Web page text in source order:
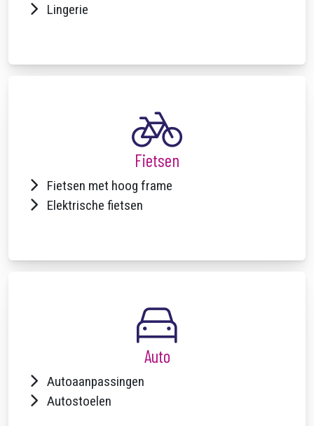
Lingerie
Fietsen
Fietsen met hoog frame
Elektrische fietsen
Auto
Autoaanpassingen
Autostoelen